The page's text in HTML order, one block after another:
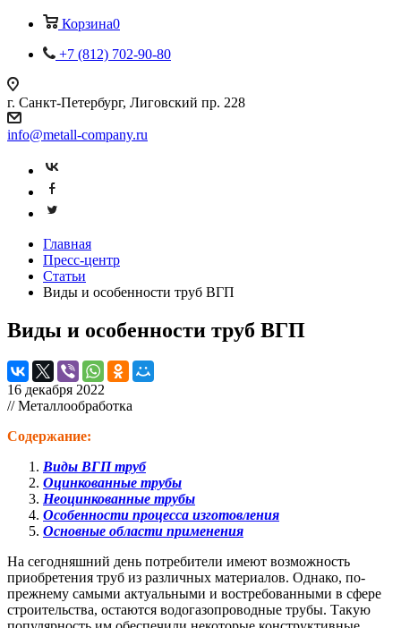
Корзина0
+7 (812) 702-90-80
г. Санкт-Петербург, Лиговский пр. 228
info@metall-company.ru
Главная
Пресс-центр
Статьи
Виды и особенности труб ВГП
Виды и особенности труб ВГП
16 декабря 2022
// Металлообработка
Содержание:
Виды ВГП труб
Оцинкованные трубы
Неоцинкованные трубы
Особенности процесса изготовления
Основные области применения
На сегодняшний день потребители имеют возможность
приобретения труб из различных материалов. Однако, по-
прежнему самыми актуальными и востребованными в сфере
строительства, остаются водогазопроводные трубы. Такую